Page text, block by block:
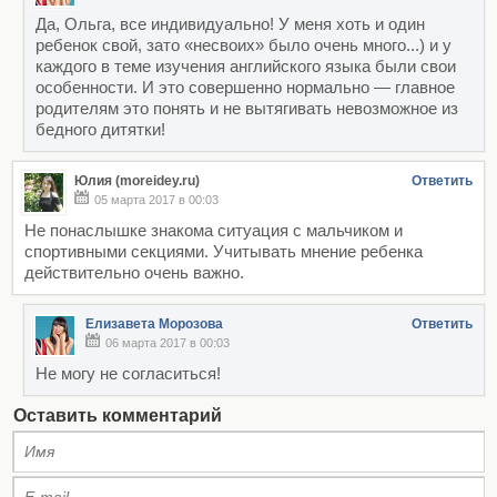
Да, Ольга, все индивидуально! У меня хоть и один
ребенок свой, зато «несвоих» было очень много...) и у
каждого в теме изучения английского языка были свои
особенности. И это совершенно нормально — главное
родителям это понять и не вытягивать невозможное из
бедного дитятки!
Юлия (moreidey.ru) Ответить
05 марта 2017 в 00:03
Не понаслышке знакома ситуация с мальчиком и
спортивными секциями. Учитывать мнение ребенка
действительно очень важно.
Елизавета Морозова Ответить
06 марта 2017 в 00:03
Не могу не согласиться!
Оставить комментарий